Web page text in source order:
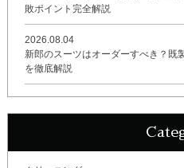
敗ポイント完全解説
2026.08.04
新郎のスーツはオーダーすべき？既
を徹底解説